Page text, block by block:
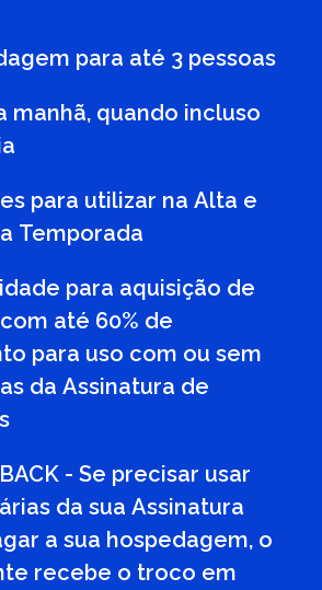
para até 3 pessoas
manhã, quando incluso
para utilizar na Alta e
Temporada
para aquisição de
até 60% de
para uso com ou sem
da Assinatura de
- Se precisar usar
da sua Assinatura
a sua hospedagem, o
recebe o troco em